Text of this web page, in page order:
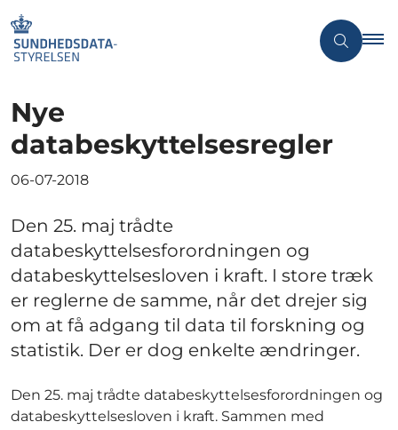
Nye
databeskyttelsesregler
06-07-2018
Den 25. maj trådte
databeskyttelsesforordningen og
databeskyttelsesloven i kraft. I store træk
er reglerne de samme, når det drejer sig
om at få adgang til data til forskning og
statistik. Der er dog enkelte ændringer.
Den 25. maj trådte databeskyttelsesforordningen og
databeskyttelsesloven i kraft. Sammen med